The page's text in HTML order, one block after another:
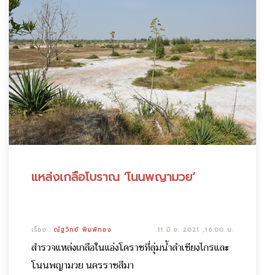
แหล่งเกลือโบราณ ‘โนนพญามวย’
เรื่อง :ณัฐวิทย์ พิมพ์ทอง 11 มิ.ย. 2021 ,16:00 น.
สำรวจแหล่งเกลือในแอ่งโคราชที่ลุ่มน้ำลำเชียงไกรและ
โนนพญามวย นครราชสีมา